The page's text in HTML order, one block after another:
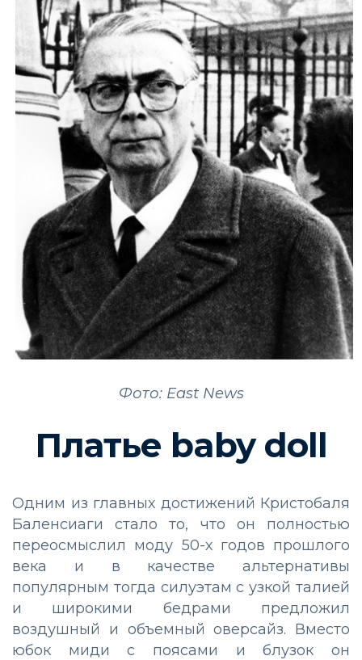
Фото: East News
Платье baby doll
Одним из главных достижений Кристобаля
Баленсиаги стало то, что он полностью
переосмыслил моду 50-х годов прошлого
века и в качестве альтернативы
популярным тогда силуэтам с узкой талией
и широкими бедрами предложил
воздушный и объемный оверсайз. Вместо
юбок миди с поясами и блузок он